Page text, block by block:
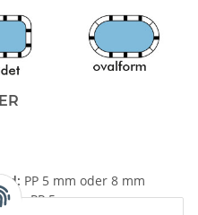
PP 5 mm oder 8 mm
PP 5 mm